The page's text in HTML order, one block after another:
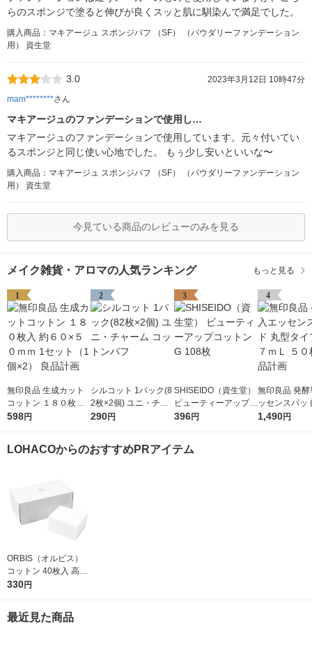
らのスポンジで塗ると伸びが良くスッと肌に馴染んで満足でした。
購入商品：マキアージュ スポンジパフ （SF） （パウダリーファンデーション
用） 資生堂
3.0
2023年3月12日 10時47分
mam********さん
マキアージュのファンデーションで使用し…
マキアージュのファンデーションで使用しています。元々付いてい
るスポンジと同じ使い心地でした。 もぅ少し安いといいな〜
購入商品：マキアージュ スポンジパフ （SF） （パウダリーファンデーション
用） 資生堂
今見ている商品のレビューのみを見る
メイク雑貨・アロマの人気ランキング もっと見る
1
無印良品 生成カット
コットン １８０枚入
約６０×５０ｍｍ 1セ
598円
2
シルコット 1パック(8
2枚×2個) ユニ・チャ
ーム コットンパフ
290円
3
SHISEIDO（資生堂）
ビューティーアップコ
ットン G 108枚
396円
4
無印良品 発酵
ッセンスパッ
タイプ １１
1,490円
LOHACOからのおすすめPRアイテム
ORBIS（オルビス）
コットン 40枚入 高級
綿100％
330円
最近見た商品